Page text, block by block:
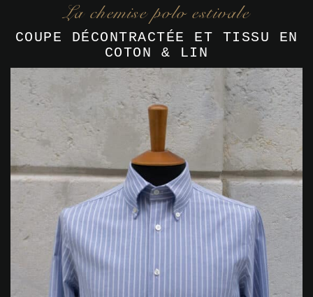
La chemise polo estivale
COUPE DÉCONTRACTÉE ET TISSU EN
COTON & LIN